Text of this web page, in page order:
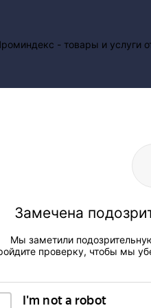
Замечена
Мы заметили
проверку, чтобы мы